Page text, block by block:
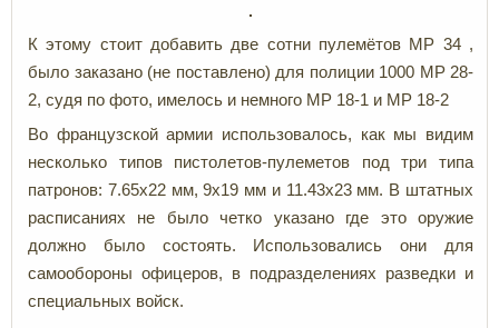
К этому стоит добавить две сотни пулемётов MP 34 ,
было заказано (не поставлено) для полиции 1000 MP 28-
2, судя по фото, имелось и немного MP 18-1 и MP 18-2
Во французской армии использовалось, как мы видим
несколько типов пистолетов-пулеметов под три типа
патронов: 7.65x22 мм, 9x19 мм и 11.43x23 мм. В штатных
расписаниях не было четко указано где это оружие
должно было состоять. Использовались они для
самообороны офицеров, в подразделениях разведки и
специальных войск.